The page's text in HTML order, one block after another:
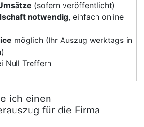
(sofern veröffentlicht)
notwendig, einfach online
möglich (Ihr Auszug werktags in
Null Treffern
ich einen
für die Firma